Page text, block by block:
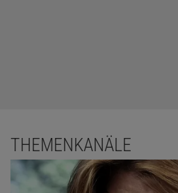
THEMENKANÄLE